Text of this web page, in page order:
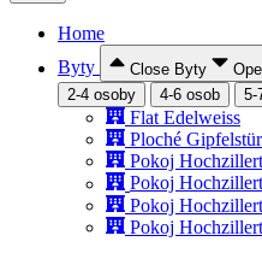
Home
Byty
Close Byty
2-4 osoby
4-6 osob 5-
Flat Edelweiss
Ploché
Pokoj
Pokoj
Pokoj
Pokoj